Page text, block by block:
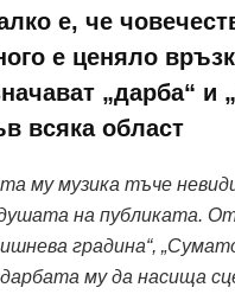
е, че
е ценяло
„дарба“ и
всяка област
му музика тъче
на публиката. От
градина“,
му да насища